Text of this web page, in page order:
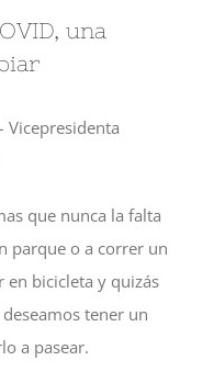
una
Vicepresidenta
que nunca la falta
parque o a correr un
bicicleta y quizás
tener un
a pasear.